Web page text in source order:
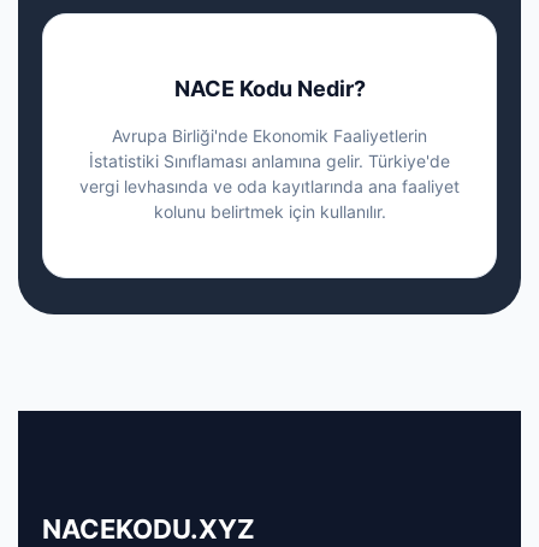
NACE Kodu Nedir?
Avrupa Birliği'nde Ekonomik Faaliyetlerin
İstatistiki Sınıflaması anlamına gelir. Türkiye'de
vergi levhasında ve oda kayıtlarında ana faaliyet
kolunu belirtmek için kullanılır.
NACEKODU.XYZ